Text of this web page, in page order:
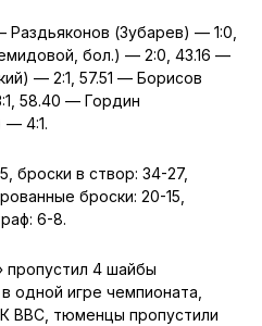
Раздьяконов (Зубарев) — 1:0,
бол.) — 2:0, 43.16 —
— 2:1, 57.51 — Борисов
58.40 — Гордин
— 4:1.
броски в створ: 34-27,
броски: 20-15,
6-8.
пропустил 4 шайбы
одной игре чемпионата,
ВВС, тюменцы пропустили